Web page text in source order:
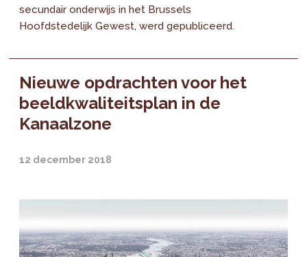
secundair onderwijs in het Brussels
Hoofdstedelijk Gewest, werd gepubliceerd.
Nieuwe opdrachten voor het
beeldkwaliteitsplan in de
Kanaalzone
12 december 2018